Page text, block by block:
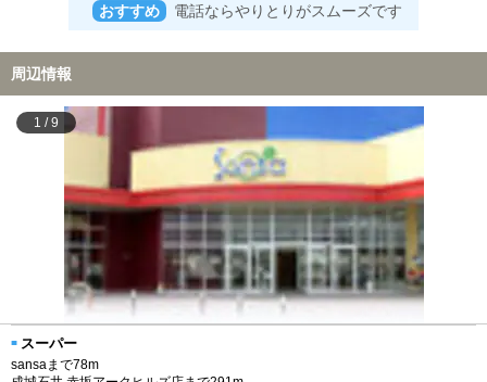
おすすめ 電話ならやりとりがスムーズです
周辺情報
1 /9
スーパー
sansaまで78m